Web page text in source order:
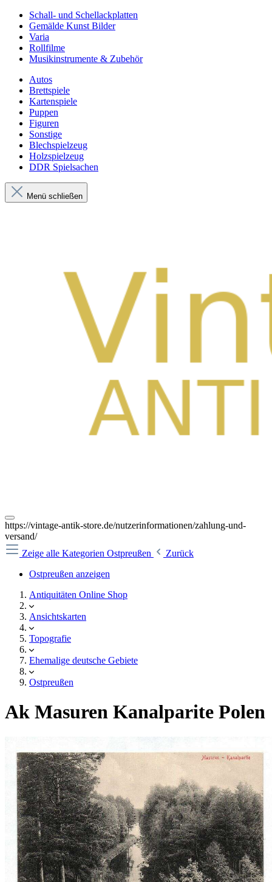
Schall- und Schellackplatten
Gemälde Kunst Bilder
Varia
Rollfilme
Musikinstrumente & Zubehör
Autos
Brettspiele
Kartenspiele
Puppen
Figuren
Sonstige
Blechspielzeug
Holzspielzeug
DDR Spielsachen
Menü schließen
https://vintage-antik-store.de/nutzerinformationen/zahlung-und-
versand/
Zeige alle Kategorien Ostpreußen
Zurück
Ostpreußen anzeigen
Antiquitäten Online Shop
Ansichtskarten
Topografie
Ehemalige deutsche Gebiete
Ostpreußen
Ak Masuren Kanalparite Polen